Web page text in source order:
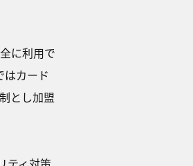
に利用で
はカード
とし加盟